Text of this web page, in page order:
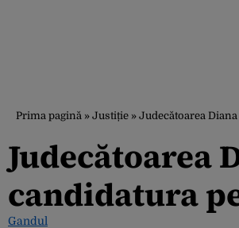
Prima pagină » Justiție » Judecătoarea
Judecătoarea
candidatura
Gandul